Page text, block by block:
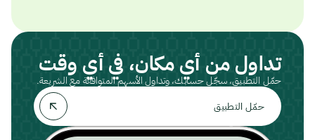
تداول من أي مكان، في أي وقت
حمّل التطبيق، سجّل حسابك، وتداول الأسهم المتوافقة مع الشريعة.
حمّل التطبيق